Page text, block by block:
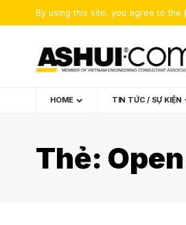
By using this site, you agree to the
HOME TIN TỨC / SỰ KIỆN
Thẻ: